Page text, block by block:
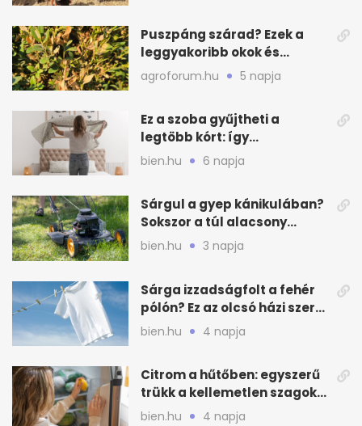
Puszpáng szárad? Ezek a
leggyakoribb okok és
teendők
agroforum.hu 5 napja
Ez a szoba gyűjtheti a
legtöbb kórt: így
mélytisztítsd otthon
bien.hu 6 napja
Sárgul a gyep kánikulában?
Sokszor a túl alacsony
fűnyírás a gond
bien.hu 3 napja
Sárga izzadságfolt a fehér
pólón? Ez az olcsó házi szer
beválhat
bien.hu 4 napja
Citrom a hűtőben: egyszerű
trükk a kellemetlen szagok
ellen
bien.hu 4 napja